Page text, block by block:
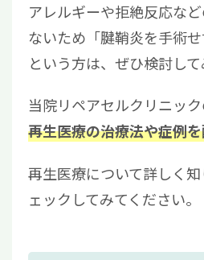
アレルギーや拒絶反応な
ないため「腱鞘炎を手術せ
という方は、ぜひ検討して
当院リペアセルクリニック
再生医療の治療法や症例
再生医療について詳しく
ェックしてみてください。